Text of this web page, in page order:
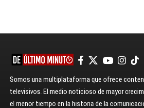
Somos una multiplataforma que ofrece
televisivos. El medio noticioso de mayor
el menor tiempo en la historia de la